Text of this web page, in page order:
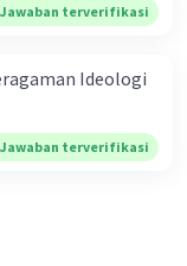
Jawaban terverifikasi
Ideologi
Jawaban terverifikasi